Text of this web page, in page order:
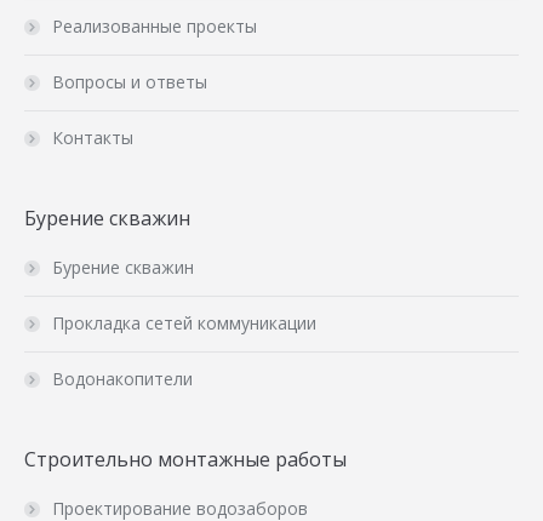
Реализованные проекты
Вопросы и ответы
Контакты
Бурение скважин
Бурение скважин
Прокладка сетей коммуникации
Водонакопители
Строительно монтажные работы
Проектирование водозаборов